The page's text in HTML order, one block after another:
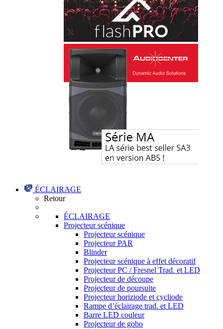
ÉCLAIRAGE
Retour
ÉCLAIRAGE
Projecteur scénique
Projecteur scénique
Projecteur PAR
Blinder
Projecteur scénique à effet décoratif
Projecteur PC / Fresnel Trad. et LED
Projecteur de découpe
Projecteur de poursuite
Projecteur horiziode et cycliode
Rampe d’éclairage trad. et LED
Barre LED couleur
Projecteur de gobo